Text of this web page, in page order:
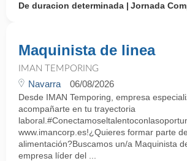
De duracion determinada
Jornada
Maquinista de linea
IMAN TEMPORING
Navarra 06/08/2026
Desde IMAN Temporing, empresa
acompañarte en tu trayectoria
www.imancorp.es!¿Quieres formar parte
alimentación?Buscamos un/a Maquinista
empresa líder del ...